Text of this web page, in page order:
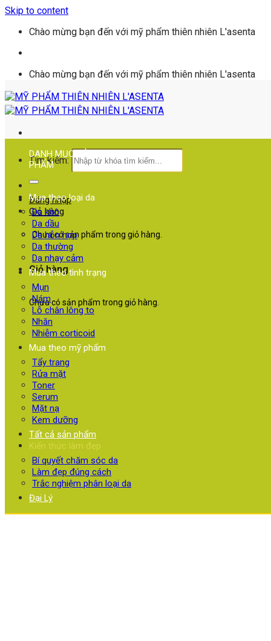
Skip to content
Chào mừng bạn đến với mỹ phẩm thiên nhiên L'asenta
Chào mừng bạn đến với mỹ phẩm thiên nhiên L'asenta
Tìm kiếm:
Đăng nhập
Giỏ hàng
Chưa có sản phẩm trong giỏ hàng.
Giỏ hàng
Chưa có sản phẩm trong giỏ hàng.
DANH MỤC SẢN
PHẨM
Mua theo loại da
Da khô
Da dầu
Da hỗn hợp
Da thường
Da nhạy cảm
Mua theo tình trạng
Mụn
Nám
Lỗ chân lông to
Nhăn
Nhiễm corticoid
Mua theo mỹ phẩm
Tẩy trang
Rửa mặt
Toner
Serum
Mặt nạ
Kem dưỡng
Tất cả sản phẩm
Kiến thức làm đẹp
Bí quyết chăm sóc da
Làm đẹp đúng cách
Trắc nghiệm phân loại da
Đại Lý